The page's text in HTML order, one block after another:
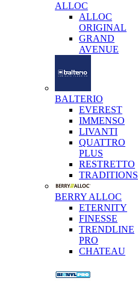
ALLOC
ALLOC
ORIGINAL
GRAND
AVENUE
BALTERIO
EVEREST
IMMENSO
LIVANTI
QUATTRO
PLUS
RESTRETTO
TRADITIONS
BERRY ALLOC
ETERNITY
FINESSE
TRENDLINE
PRO
CHATEAU